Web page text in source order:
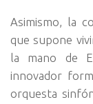
Asimismo, la
que supone
la mano de
innovador
orquesta